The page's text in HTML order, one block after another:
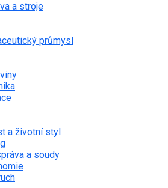
a stroje
průmysl
a životní styl
a soudy